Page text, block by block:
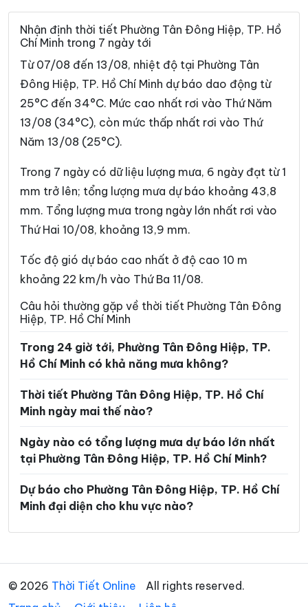
Phường Bình Tiên Phường Bình Trị Đông
Phường Bình Trưng
Phường Cầu Kiệu Phường Cầu Ông Lãnh
Phường Chánh Hiệp Phường Chánh Hưng
Phường Chánh Phú Hòa Phường Chợ Lớn
Phường Diên Hồng Phường Đông Hòa
Phường Đông Hưng Thuận Phường Đức Nhuận
Phường Gia Định
Phường Hạnh Thông Phường Hiệp Bình
Phường Khánh Hội
Phường Linh Xuân Phường Long Bình
Phường Long Nguyên
Phường Long Phước Phường Long Trường
Phường Minh Phụng Phường Nhiêu Lộc
Phường Phú An Phường Phú Định
Phường Phú Mỹ Phường Phú Nhuận
Phường Phú Thạnh Phường Phú Thọ Hòa
Phường Phú Thuận Phường Phước Long
Phường Phước Thắng Phường Rạch Dừa
Nhận định thời tiết Phường Tân Đông Hiệp, TP. Hồ
Chí Minh trong 7 ngày tới
Từ 07/08 đến 13/08, nhiệt độ tại Phường Tân
Đông Hiệp, TP. Hồ Chí Minh dự báo dao động từ
25°C đến 34°C. Mức cao nhất rơi vào Thứ Năm
13/08 (34°C), còn mức thấp nhất rơi vào Thứ
Năm 13/08 (25°C).
Trong 7 ngày có dữ liệu lượng mưa, 6 ngày đạt từ 1
mm trở lên; tổng lượng mưa dự báo khoảng 43,8
mm. Tổng lượng mưa trong ngày lớn nhất rơi vào
Thứ Hai 10/08, khoảng 13,9 mm.
Tốc độ gió dự báo cao nhất ở độ cao 10 m
khoảng 22 km/h vào Thứ Ba 11/08.
Câu hỏi thường gặp về thời tiết Phường Tân Đông
Hiệp, TP. Hồ Chí Minh
Trong 24 giờ tới, Phường Tân Đông Hiệp, TP.
Hồ Chí Minh có khả năng mưa không?
Thời tiết Phường Tân Đông Hiệp, TP. Hồ Chí
Minh ngày mai thế nào?
Ngày nào có tổng lượng mưa dự báo lớn nhất
tại Phường Tân Đông Hiệp, TP. Hồ Chí Minh?
Dự báo cho Phường Tân Đông Hiệp, TP. Hồ Chí
Minh đại diện cho khu vực nào?
© 2026 Thời Tiết Online
All rights reserved.